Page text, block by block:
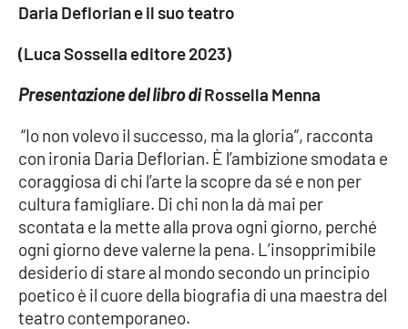
Sport
RUBRICHE
Good Morning Vietnam
Parchi Marini Calabria
Leggendo Alvaro insieme
Imprese Di Calabria
Le perfidie di Antonella Grippo
Daria Deflorian e il suo teatro
(Luca Sossella editore 2023)
Presentazione del libro diRossella Menna
“Io non volevo il successo, ma la gloria”, racconta
con ironia Daria Deflorian. È l’ambizione smodata e
coraggiosa di chi l’arte la scopre da sé e non per
cultura famigliare. Di chi non la dà mai per
scontata e la mette alla prova ogni giorno, perché
ogni giorno deve valerne la pena. L’insopprimibile
desiderio di stare al mondo secondo un principio
poetico è il cuore della biografia di una maestra del
teatro contemporaneo.